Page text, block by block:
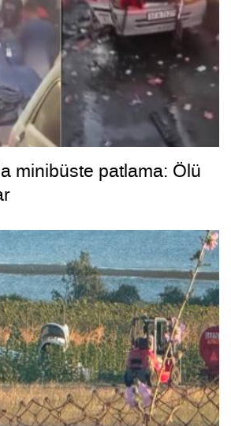
minibüste patlama: Ölü